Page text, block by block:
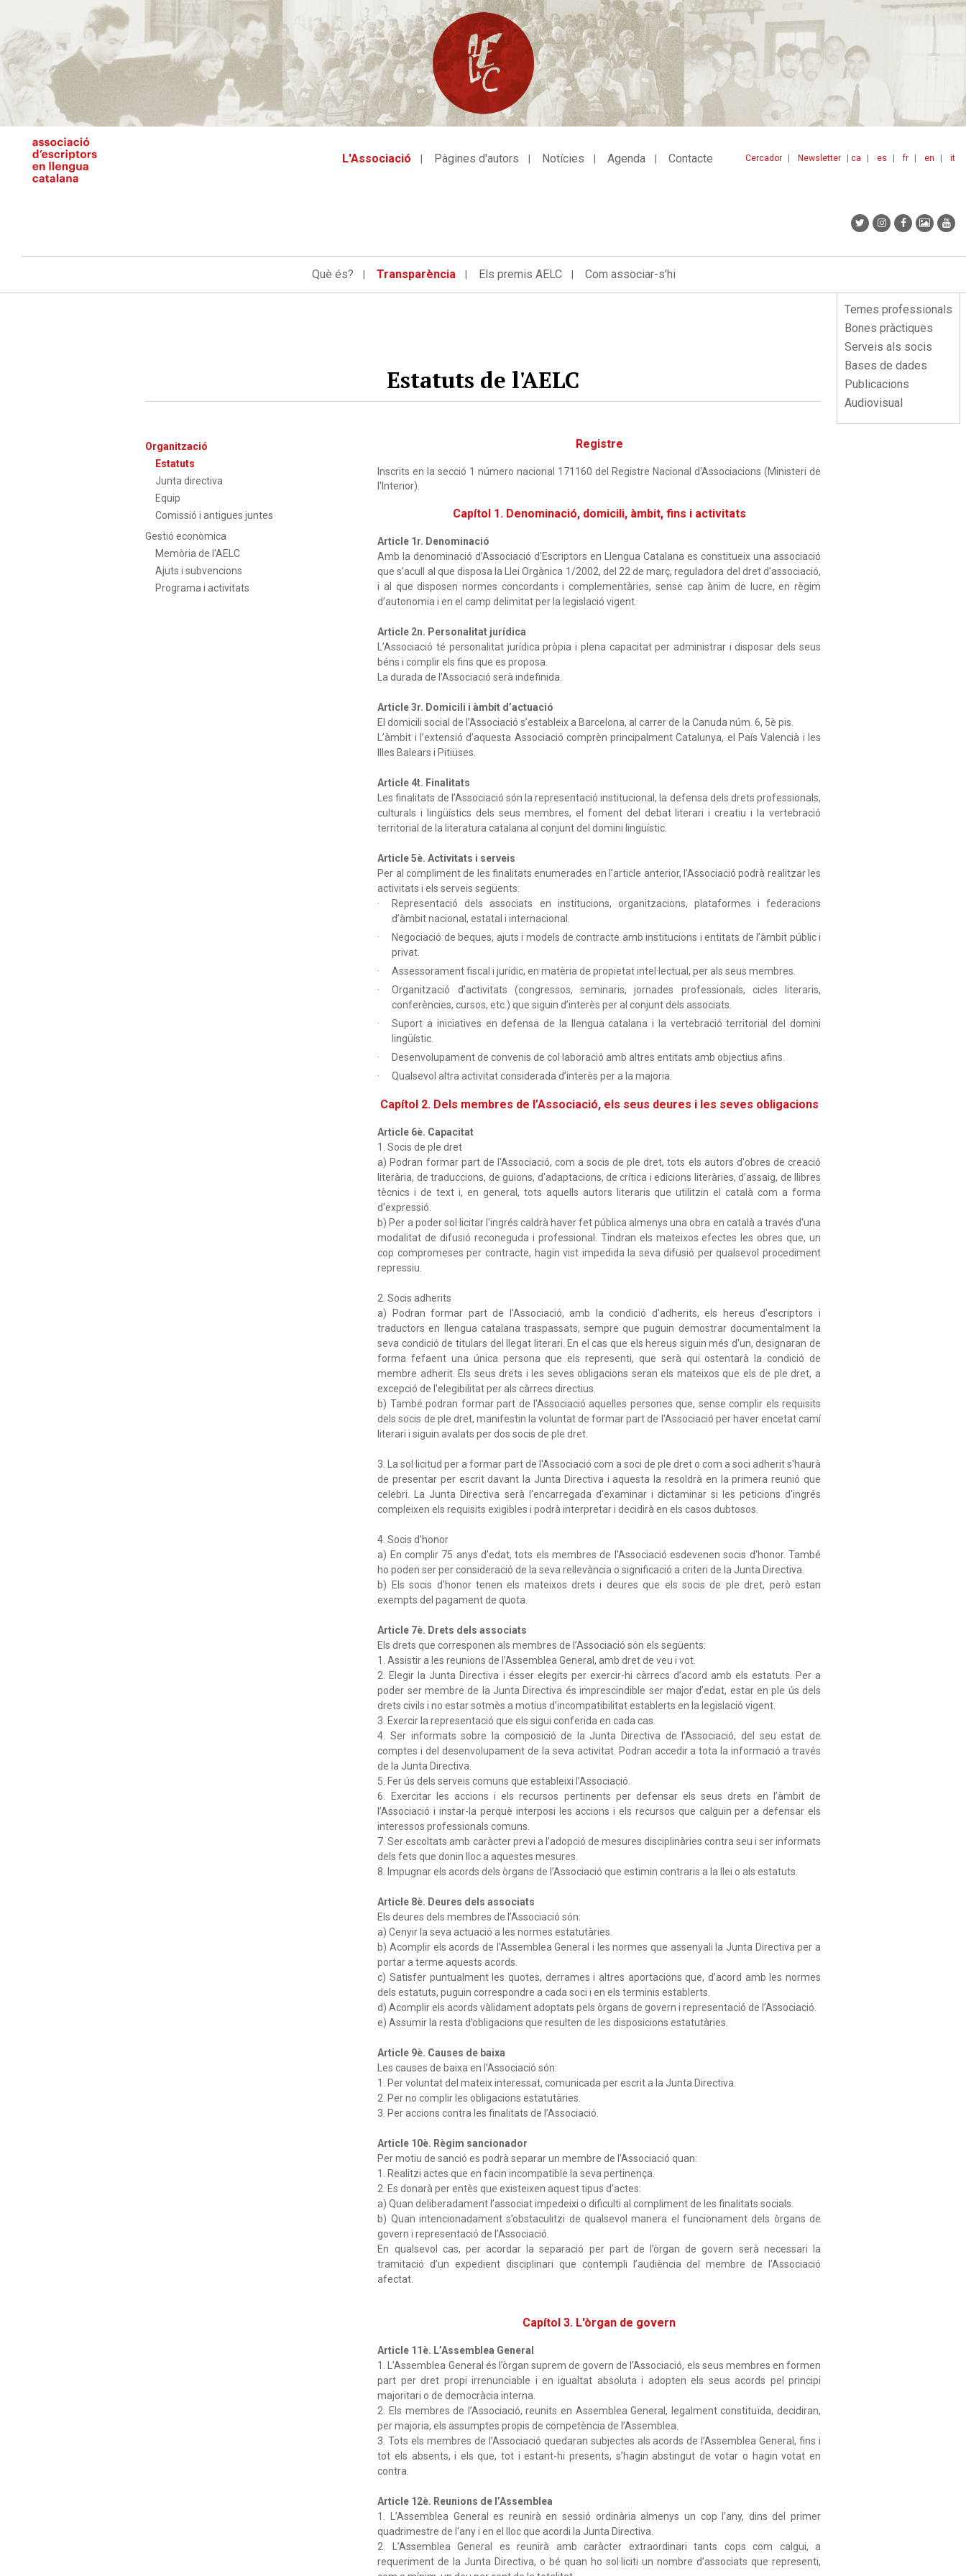
contingut
ca es fr en it
Cercador Newsletter
L'Associació Pàgines d'autors Notícies Agenda Contacte
Main
Què és? Transparència Els premis AELC Com associar-s'hi
Menu
lateral
Temes professionals
Bones pràctiques
Serveis als socis
Bases de dades
Publicacions
Audiovisual
Estatuts de l'AELC
Main
navigation
Organització
Estatuts
Junta directiva
Equip
Comissió i antigues juntes
Gestió econòmica
Memòria de l'AELC
Ajuts i subvencions
Programa i activitats
Registre
Inscrits en la secció 1 número nacional 171160 del Registre Nacional d'Associacions (Ministeri de
l'Interior).
Capítol 1. Denominació, domicili, àmbit, fins i activitats
Article 1r. Denominació
Amb la denominació d’Associació d’Escriptors en Llengua Catalana es constitueix una associació
que s’acull al que disposa la Llei Orgànica 1/2002, del 22 de març, reguladora del dret d’associació,
i al que disposen normes concordants i complementàries, sense cap ànim de lucre, en règim
d’autonomia i en el camp delimitat per la legislació vigent.
Article 2n. Personalitat jurídica
L’Associació té personalitat jurídica pròpia i plena capacitat per administrar i disposar dels seus
béns i complir els fins que es proposa.
La durada de l’Associació serà indefinida.
Article 3r. Domicili i àmbit d’actuació
El domicili social de l’Associació s’estableix a Barcelona, al carrer de la Canuda núm. 6, 5è pis.
L’àmbit i l’extensió d’aquesta Associació comprèn principalment Catalunya, el País Valencià i les
Illes Balears i Pitiüses.
Article 4t. Finalitats
Les finalitats de l’Associació són la representació institucional, la defensa dels drets professionals,
culturals i lingüístics dels seus membres, el foment del debat literari i creatiu i la vertebració
territorial de la literatura catalana al conjunt del domini lingüístic.
Article 5è. Activitats i serveis
Per al compliment de les finalitats enumerades en l’article anterior, l’Associació podrà realitzar les
activitats i els serveis següents:
Representació dels associats en institucions, organitzacions, plataformes i federacions
d’àmbit nacional, estatal i internacional.
Negociació de beques, ajuts i models de contracte amb institucions i entitats de l’àmbit públic i
privat.
Assessorament fiscal i jurídic, en matèria de propietat intel·lectual, per als seus membres.
Organització d’activitats (congressos, seminaris, jornades professionals, cicles literaris,
conferències, cursos, etc.) que siguin d’interès per al conjunt dels associats.
Suport a iniciatives en defensa de la llengua catalana i la vertebració territorial del domini
lingüístic.
Desenvolupament de convenis de col·laboració amb altres entitats amb objectius afins.
Qualsevol altra activitat considerada d’interès per a la majoria.
Capítol 2. Dels membres de l’Associació, els seus deures i les seves obligacions
Article 6è. Capacitat
1. Socis de ple dret
a) Podran formar part de l'Associació, com a socis de ple dret, tots els autors d'obres de creació
literària, de traduccions, de guions, d'adaptacions, de crítica i edicions literàries, d’assaig, de llibres
tècnics i de text i, en general, tots aquells autors literaris que utilitzin el català com a forma
d'expressió.
b) Per a poder sol·licitar l'ingrés caldrà haver fet pública almenys una obra en català a través d'una
modalitat de difusió reconeguda i professional. Tindran els mateixos efectes les obres que, un
cop compromeses per contracte, hagin vist impedida la seva difusió per qualsevol procediment
repressiu.
2. Socis adherits
a) Podran formar part de l'Associació, amb la condició d'adherits, els hereus d'escriptors i
traductors en llengua catalana traspassats, sempre que puguin demostrar documentalment la
seva condició de titulars del llegat literari. En el cas que els hereus siguin més d'un, designaran de
forma fefaent una única persona que els representi, que serà qui ostentarà la condició de
membre adherit. Els seus drets i les seves obligacions seran els mateixos que els de ple dret, a
excepció de l'elegibilitat per als càrrecs directius.
b) També podran formar part de l'Associació aquelles persones que, sense complir els requisits
dels socis de ple dret, manifestin la voluntat de formar part de l'Associació per haver encetat camí
literari i siguin avalats per dos socis de ple dret.
3. La sol·licitud per a formar part de l'Associació com a soci de ple dret o com a soci adherit s'haurà
de presentar per escrit davant la Junta Directiva i aquesta la resoldrà en la primera reunió que
celebri. La Junta Directiva serà l'encarregada d'examinar i dictaminar si les peticions d'ingrés
compleixen els requisits exigibles i podrà interpretar i decidirà en els casos dubtosos.
4. Socis d'honor
a) En complir 75 anys d’edat, tots els membres de l'Associació esdevenen socis d'honor. També
ho poden ser per consideració de la seva rellevància o significació a criteri de la Junta Directiva.
b) Els socis d'honor tenen els mateixos drets i deures que els socis de ple dret, però estan
exempts del pagament de quota.
Article 7è. Drets dels associats
Els drets que corresponen als membres de l’Associació són els següents:
1. Assistir a les reunions de l’Assemblea General, amb dret de veu i vot.
2. Elegir la Junta Directiva i ésser elegits per exercir-hi càrrecs d’acord amb els estatuts. Per a
poder ser membre de la Junta Directiva és imprescindible ser major d’edat, estar en ple ús dels
drets civils i no estar sotmès a motius d’incompatibilitat establerts en la legislació vigent.
3. Exercir la representació que els sigui conferida en cada cas.
4. Ser informats sobre la composició de la Junta Directiva de l’Associació, del seu estat de
comptes i del desenvolupament de la seva activitat. Podran accedir a tota la informació a través
de la Junta Directiva.
5. Fer ús dels serveis comuns que estableixi l’Associació.
6. Exercitar les accions i els recursos pertinents per defensar els seus drets en l’àmbit de
l’Associació i instar-la perquè interposi les accions i els recursos que calguin per a defensar els
interessos professionals comuns.
7. Ser escoltats amb caràcter previ a l’adopció de mesures disciplinàries contra seu i ser informats
dels fets que donin lloc a aquestes mesures.
8. Impugnar els acords dels òrgans de l’Associació que estimin contraris a la llei o als estatuts.
Article 8è. Deures dels associats
Els deures dels membres de l’Associació són:
a) Cenyir la seva actuació a les normes estatutàries.
b) Acomplir els acords de l’Assemblea General i les normes que assenyali la Junta Directiva per a
portar a terme aquests acords.
c) Satisfer puntualment les quotes, derrames i altres aportacions que, d’acord amb les normes
dels estatuts, puguin correspondre a cada soci i en els terminis establerts.
d) Acomplir els acords vàlidament adoptats pels òrgans de govern i representació de l’Associació.
e) Assumir la resta d’obligacions que resulten de les disposicions estatutàries.
Article 9è. Causes de baixa
Les causes de baixa en l’Associació són:
1. Per voluntat del mateix interessat, comunicada per escrit a la Junta Directiva.
2. Per no complir les obligacions estatutàries.
3. Per accions contra les finalitats de l’Associació.
Article 10è. Règim sancionador
Per motiu de sanció es podrà separar un membre de l’Associació quan:
1. Realitzi actes que en facin incompatible la seva pertinença.
2. Es donarà per entès que existeixen aquest tipus d’actes:
a) Quan deliberadament l’associat impedeixi o dificulti al compliment de les finalitats socials.
b) Quan intencionadament s’obstaculitzi de qualsevol manera el funcionament dels òrgans de
govern i representació de l’Associació.
En qualsevol cas, per acordar la separació per part de l’òrgan de govern serà necessari la
tramitació d’un expedient disciplinari que contempli l’audiència del membre de l’Associació
afectat.
Capítol 3. L'òrgan de govern
Article 11è. L’Assemblea General
1. L’Assemblea General és l’òrgan suprem de govern de l’Associació, els seus membres en formen
part per dret propi irrenunciable i en igualtat absoluta i adopten els seus acords pel principi
majoritari o de democràcia interna.
2. Els membres de l’Associació, reunits en Assemblea General, legalment constituïda, decidiran,
per majoria, els assumptes propis de competència de l’Assemblea.
3. Tots els membres de l’Associació quedaran subjectes als acords de l’Assemblea General, fins i
tot els absents, i els que, tot i estant-hi presents, s’hagin abstingut de votar o hagin votat en
contra.
Article 12è. Reunions de l’Assemblea
1. L’Assemblea General es reunirà en sessió ordinària almenys un cop l’any, dins del primer
quadrimestre de l'any i en el lloc que acordi la Junta Directiva.
2. L’Assemblea General es reunirà amb caràcter extraordinari tants cops com calgui, a
requeriment de la Junta Directiva, o bé quan ho sol·liciti un nombre d’associats que representi,